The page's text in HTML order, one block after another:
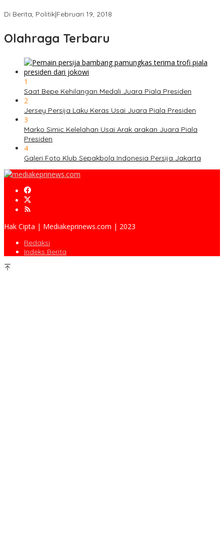
Di Berita, Politik|Februari 19, 2018
Olahraga Terbaru
1
Saat Bepe Kehilangan Medali Juara Piala Presiden
2
Jersey Persija Laku Keras Usai Juara Piala Presiden
3
Marko Simic Kelelahan Usai Arak arakan Juara Piala
Presiden
4
Galeri Foto Klub Sepakbola Indonesia Persija Jakarta
Hak Cipta | Mediakeprinews.com | 2023
Redaksi
Indeks Berita